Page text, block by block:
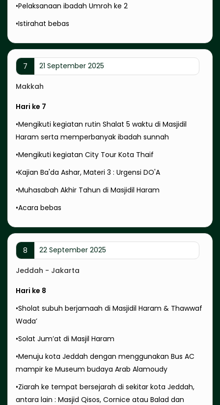
•Pelaksanaan ibadah Umroh ke 2
•Istirahat bebas
7 21 September 2025
Makkah
Hari ke 7
•Mengikuti kegiatan rutin Shalat 5 waktu di Masjidil
Haram serta memperbanyak ibadah sunnah
•Mengikuti kegiatan City Tour Kota Thaif
•Kajian Ba'da Ashar, Materi 3 : Urgensi DO'A
•Muhasabah Akhir Tahun di Masjidil Haram
•Acara bebas
8 22 September 2025
Jeddah - Jakarta
Hari ke 8
•Sholat subuh berjamaah di Masjidil Haram & Thawwaf
Wada’
•Solat Jum’at di Masjil Haram
•Menuju kota Jeddah dengan menggunakan Bus AC
mampir ke Museum budaya Arab Alamoudy
•Ziarah ke tempat bersejarah di sekitar kota Jeddah,
antara lain : Masjid Qisos, Cornice atau Balad dan